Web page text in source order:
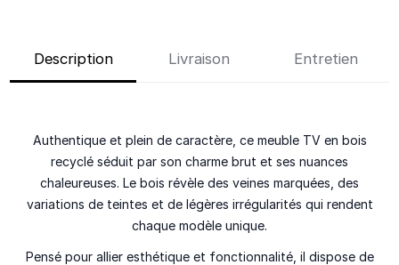
Description Livraison Entretien
Authentique et plein de caractère, ce meuble TV en bois
recyclé séduit par son charme brut et ses nuances
chaleureuses. Le bois révèle des veines marquées, des
variations de teintes et de légères irrégularités qui rendent
chaque modèle unique.
Pensé pour allier esthétique et fonctionnalité, il dispose de